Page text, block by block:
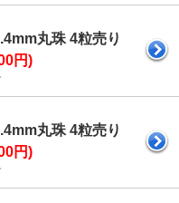
丸珠 4粒売り
円)
丸珠 4粒売り
円)